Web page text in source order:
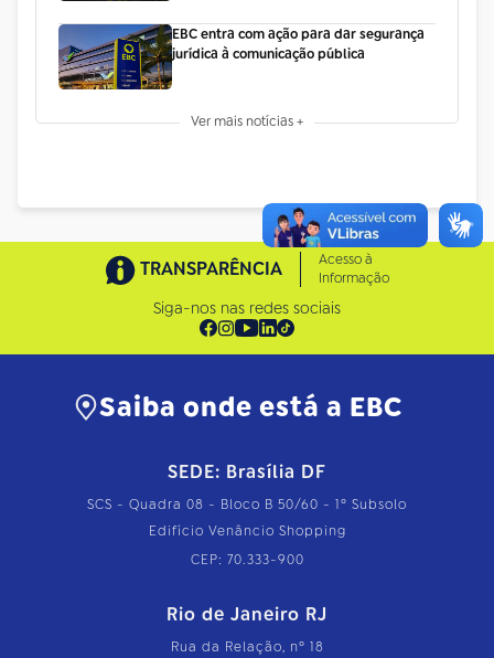
EBC entra com ação para dar segurança
jurídica à comunicação pública
Ver mais notícias +
TRANSPARÊNCIA
Acesso à
Informação
Siga-nos nas redes sociais
Saiba onde está a EBC
SEDE: Brasília DF
SCS - Quadra 08 - Bloco B 50/60 - 1º Subsolo
Edifício Venâncio Shopping
CEP: 70.333-900
Rio de Janeiro RJ
Rua da Relação, nº 18